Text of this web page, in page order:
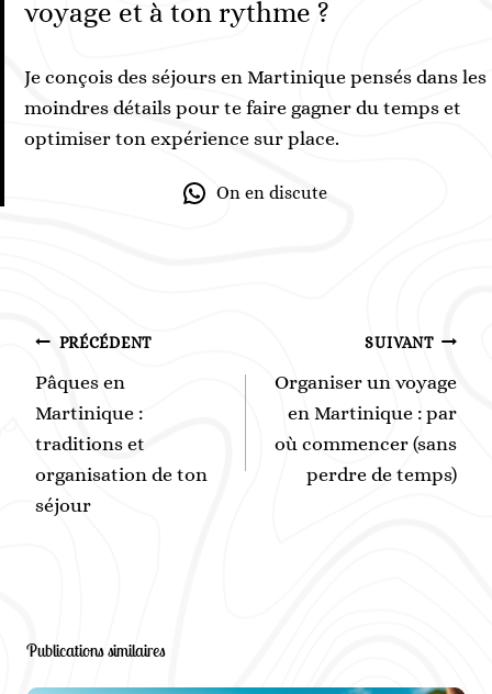
voyage et à ton rythme ?
Je conçois des séjours en Martinique pensés dans les
moindres détails pour te faire gagner du temps et
optimiser ton expérience sur place.
On en discute
Navigation
de
l’article
PRÉCÉDENT
Pâques en
Martinique :
traditions et
organisation de ton
séjour
SUIVANT
Organiser un voyage
en Martinique : par
où commencer (sans
perdre de temps)
Publications similaires